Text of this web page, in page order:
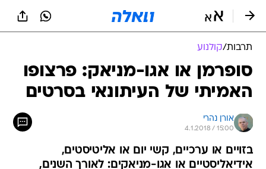
תרבות/קולנוע
סופרמן או אגו-מניאק: פרצופו
האמיתי של העיתונאי בסרטים
אורן נהרי
4.1.2018 / 15:00
בזויים או ערכיים, קשי יום או אליטיסטים,
אידיאליסטיים או אגו-מניאקים: לאורך השנים,